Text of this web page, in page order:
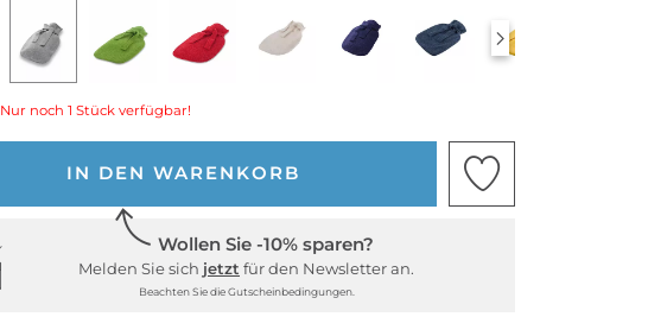
Nur noch 1 Stück verfügbar!
IN DEN WARENKORB
Wollen Sie -10% sparen?
Melden Sie sich jetzt für den Newsletter an.
Beachten Sie die Gutscheinbedingungen.